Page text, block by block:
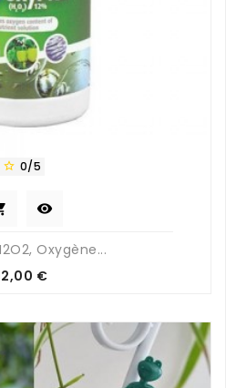
 0/5

Oxygène...
Prix€